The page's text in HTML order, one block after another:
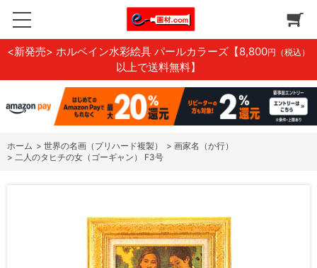
<新発売> ホルベイン水彩絵具 パールカラーズ 【8,800円（税込）
以上で送料無料】
ホーム > 世界の名画（プリハード複製） > 画家名（か行）
> 二人のタヒチの女（ゴーギャン） F3号